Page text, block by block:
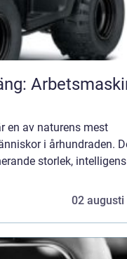
en av naturens mest
i århundraden.
storlek,
02 augusti